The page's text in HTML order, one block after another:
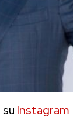
su Instagram